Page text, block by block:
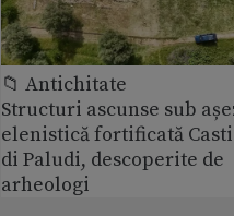
📁 Antichitate
Structuri ascunse sub
elenistică fortificată
di Paludi, descoperite de
arheologi